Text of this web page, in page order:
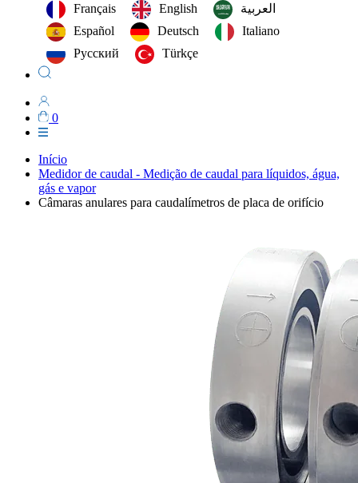
Français
English
العربية‏
Español
Deutsch
Italiano
Русский
Türkçe
0
Início
Medidor de caudal - Medição de caudal para líquidos, água,
gás e vapor
Câmaras anulares para caudalímetros de placa de orifício